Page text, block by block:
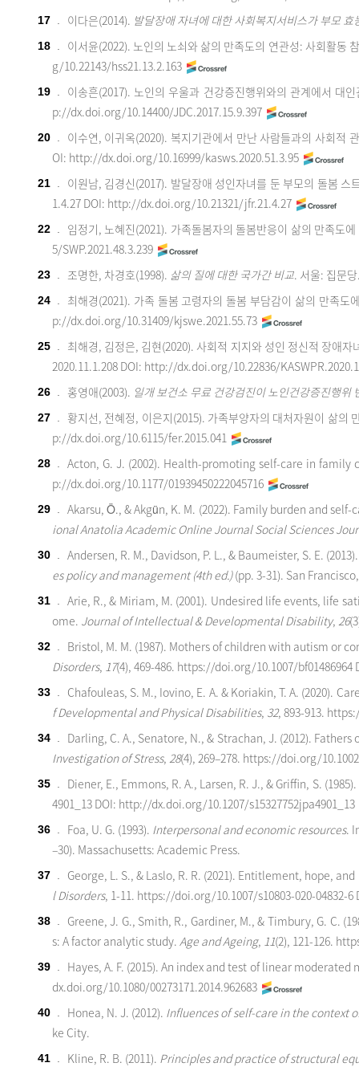
17 이다은(2014). 발달장애 자녀에 대한 사회복지서비스가 부모 효
18
이서윤(2022). 노인의 노쇠와 삶의 만족도의 연관성: 사회활동
g/10.22143/hss21.13.2.163
19
이송흔(2017). 노인의 우울과 건강증진행위와의 관계에서 대
p://dx.doi.org/10.14400/JDC.2017.15.9.397
20
이수연, 이귀옥(2020). 복지기관에서 만난 사람들과의 사회적
OI: http://dx.doi.org/10.16999/kasws.2020.51.3.95
21
이원남, 김경신(2017). 발달장애 성인자녀를 둔 부모의 돌봄
1.4.27 DOI: http://dx.doi.org/10.21321/jfr.21.4.27
22
임정기, 노혜진(2021). 가족돌봄자의 돌봄반응이 삶의 만족도
5/SWP.2021.48.3.239
23 조명한, 차경호(1998). 삶의 질에 대한 국가간 비교. 서울: 집문
24
최해경(2021). 가족 돌봄 고령자의 돌봄 부담감이 삶의 만족
p://dx.doi.org/10.31409/kjswe.2021.55.73
25
최해경, 김정은, 김현(2020). 사회적 지지와 성인 정신적 장애
2020.11.1.208 DOI: http://dx.doi.org/10.22836/
26 홍영애(2003). 일개 보건소 무료 건강검진이 노인건강증진행위
27
황지선, 전혜정, 이은지(2015). 가족부양자의 대처자원이 삶의
p://dx.doi.org/10.6115/fer.2015.041
28
Acton, G. J. (2002). Health-promoting self-care in family
p://dx.doi.org/10.1177/01939450222045716
29
Akarsu, Ö., & Akgün, K. M. (2022). Family burden and
ional Anatolia Academic Online Journal Social Sciences
30
Andersen, R. M., Davidson, P. L., & Baumeister, S. E.
es policy and management (4th ed.)(pp. 3-31). San
31
Arie, R., & Miriam, M. (2001). Undesired life events, life
ome. Journal of Intellectual & Developmental Disability, 26
32
Bristol, M. M. (1987). Mothers of children with autism or
Disorders, 17(4), 469-486. https://doi.org/10.1007/bf01486964
33
Chafouleas, S. M., Iovino, E. A. & Koriakin, T. A.
f Developmental and Physical Disabilities, 32, 893-913.
34
Darling, C. A., Senatore, N., & Strachan, J. (2012).
Investigation of Stress, 28(4), 269–278. https://doi.org/
35
Diener, E., Emmons, R. A., Larsen, R. J., & Griffin, S.
4901_13 DOI: http://dx.doi.org/10.1207/s15327752jpa4901_13
36 Foa, U. G. (1993). Interpersonal and economic resources.
–30). Massachusetts: Academic Press.
37
George, L. S., & Laslo, R. R. (2021). Entitlement, hope,
l Disorders, 1-11. https://doi.org/10.1007/s10803-020-04832-6
38
Greene, J. G., Smith, R., Gardiner, M., & Timbury, G. C.
s: A factor analytic study. Age and Ageing, 1 1(2), 121-126.
39
Hayes, A. F. (2015). An index and test of linear
dx.doi.org/10.1080/00273171.2014.962683
40 Honea, N. J. (2012). Influences of self-care in the context
ke City.
41 Kline, R. B. (2011). Principles and practice of structural